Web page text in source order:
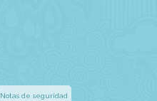
Notas de seguridad